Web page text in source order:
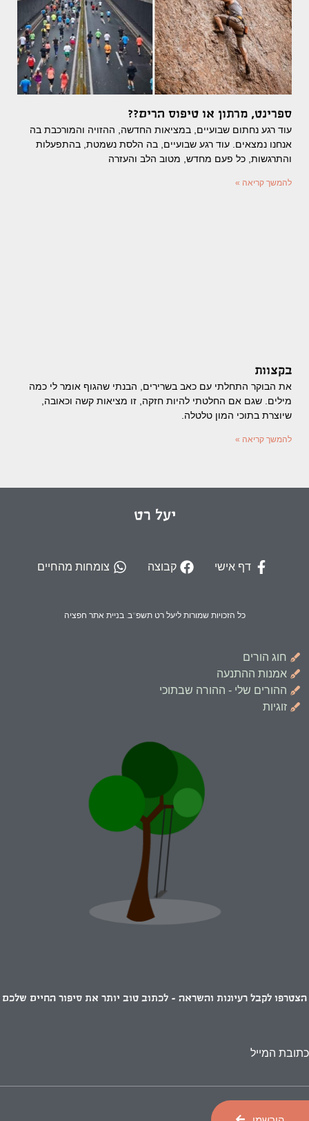
ספרינט, מרתון או טיפוס הרים??
עוד רגע נחתום שבועיים, במציאות החדשה, ההזויה והמורכבת בה
אנחנו נמצאים. עוד רגע שבועיים, בה הלסת נשמטת, בהתפעלות
והתרגשות, כל פעם מחדש, מטוב הלב והעזרה
להמשך קריאה »
בקצוות
את הבוקר התחלתי עם כאב בשרירים, הבנתי שהגוף אומר לי כמה
מילים. שגם אם החלטתי להיות חזקה, זו מציאות קשה וכאובה,
שיוצרת בתוכי המון טלטלה.
להמשך קריאה »
יעל רט
דף אישי קבוצה צומחות מהחיים
כל הזכויות שמורות ליעל רט תשפ"ב. בניית אתר חפציה
חוג הורים
אמנות ההתנעה
ההורים שלי - ההורה שבתוכי
זוגיות
הצטרפו לקבל רעיונות והשראה - לכתוב טוב יותר את סיפור החיים שלכם
כתובת המייל